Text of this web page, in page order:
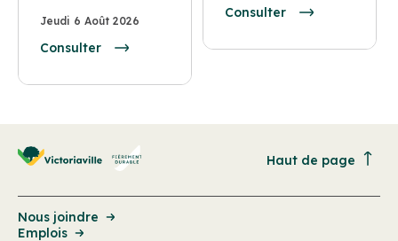
Jeudi 6 Août 2026
Consulter
Consulter
Haut de page
Nous joindre
Emplois